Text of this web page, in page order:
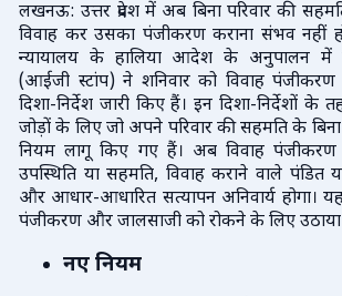
लखनऊ: उत्तर प्रदेश में अब बिना परिवार की
विवाह कर उसका पंजीकरण कराना संभव नहीं
न्यायालय के हालिया आदेश के अनुपालन में
(आईजी स्टांप) ने शनिवार को विवाह
दिशा-निर्देश जारी किए हैं। इन दिशा-निर्देशों
जोड़ों के लिए जो अपने परिवार की सहमति के
नियम लागू किए गए हैं। अब विवाह पंजीकरण
उपस्थिति या सहमति, विवाह कराने वाले पंडित
और आधार-आधारित सत्यापन अनिवार्य होगा।
पंजीकरण और जालसाजी को रोकने के लिए उठाया
नए नियम